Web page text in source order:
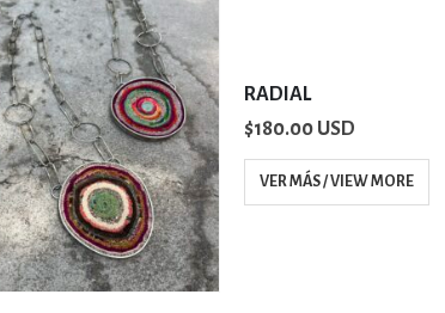
RADIAL
$180.00 USD
VER MÁS / VIEW MORE